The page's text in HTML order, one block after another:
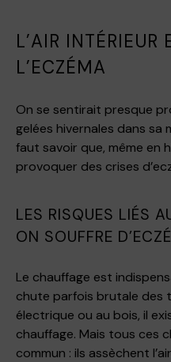
L’AIR INTÉRIEUR
L’ECZÉMA
On se sentirait presque
gelées hivernales dans sa
faut savoir que, même en
provoquer des crises
LES RISQUES LIÉS
ON SOUFFRE
Le chauffage est
chute parfois brutale des
électrique ou au bois, il
chauffage. Mais tous ces
commun : ils assèchent